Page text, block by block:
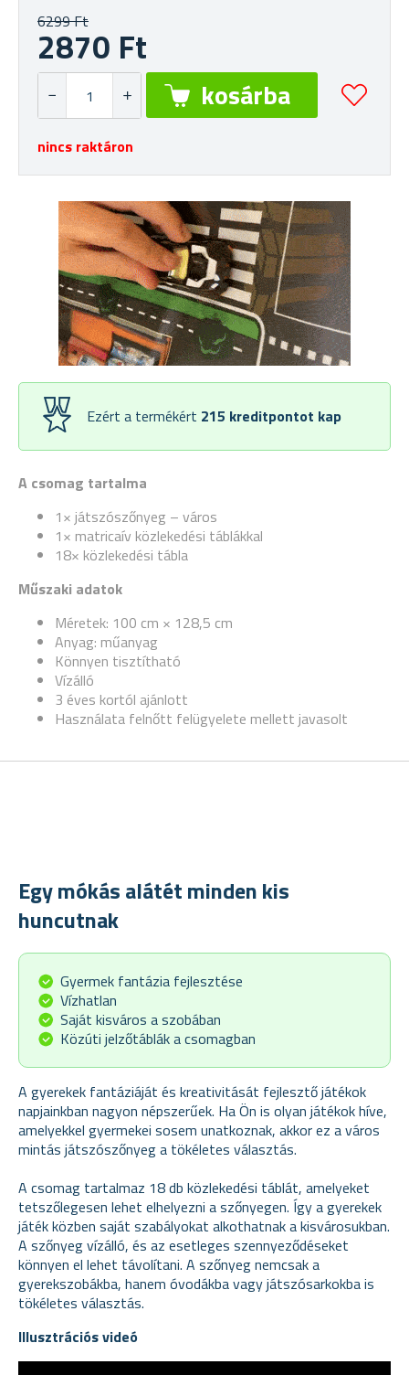
A csomag tartalma
1× játszószőnyeg – város
1× matricaív közlekedési táblákkal
18× közlekedési tábla
Műszaki adatok
Méretek: 100 cm × 128,5 cm
Anyag: műanyag
Könnyen tisztítható
Vízálló
3 éves kortól ajánlott
Használata felnőtt felügyelete mellett javasolt
6299 Ft
2870 Ft
nincs raktáron
Ezért a termékért 215 kreditpontot kap
Egy mókás alátét minden kis
huncutnak
Gyermek fantázia fejlesztése
Vízhatlan
Saját kisváros a szobában
Közúti jelzőtáblák a csomagban
A gyerekek fantáziáját és kreativitását fejlesztő játékok
napjainkban nagyon népszerűek. Ha Ön is olyan játékok híve,
amelyekkel gyermekei sosem unatkoznak, akkor ez a város
mintás játszószőnyeg a tökéletes választás.
A csomag tartalmaz 18 db közlekedési táblát, amelyeket
tetszőlegesen lehet elhelyezni a szőnyegen. Így a gyerekek
játék közben saját szabályokat alkothatnak a kisvárosukban.
A szőnyeg vízálló, és az esetleges szennyeződéseket
könnyen el lehet távolítani. A szőnyeg nemcsak a
gyerekszobákba, hanem óvodákba vagy játszósarkokba is
tökéletes választás.
Illusztrációs videó